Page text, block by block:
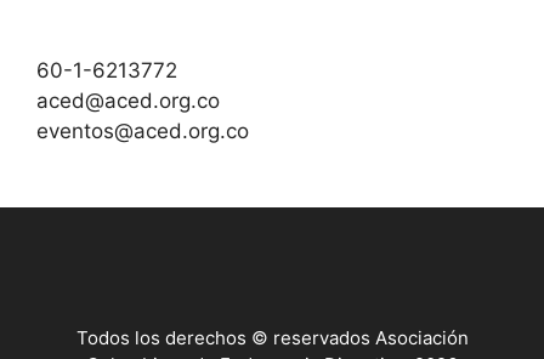
60-1-6213772
aced@aced.org.co
eventos@aced.org.co
Todos los derechos © reservados Asociación